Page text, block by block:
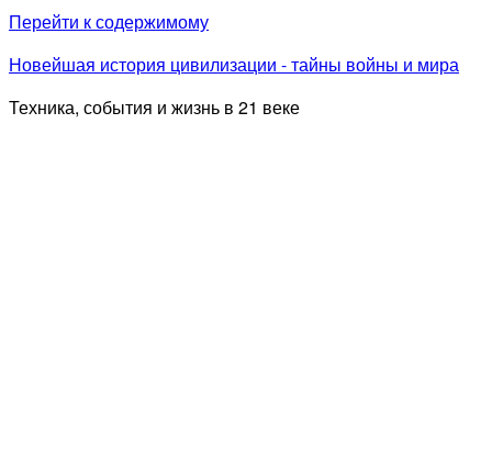
Перейти к содержимому
Новейшая история цивилизации - тайны войны и мира
Техника, события и жизнь в 21 веке